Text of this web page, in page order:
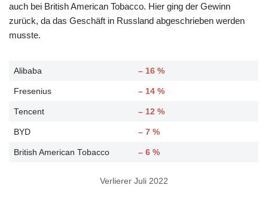
auch bei British American Tobacco. Hier ging der Gewinn
zurück, da das Geschäft in Russland abgeschrieben werden
musste.
Alibaba – 16 %
Fresenius – 14 %
Tencent – 12 %
BYD – 7 %
British American Tobacco – 6 %
Verlierer Juli 2022